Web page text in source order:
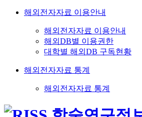
해외전자자료 이용안내
해외전자자료 이용안내
해외DB별 이용권한
대학별 해외DB 구독현황
해외전자자료 통계
해외전자자료 통계